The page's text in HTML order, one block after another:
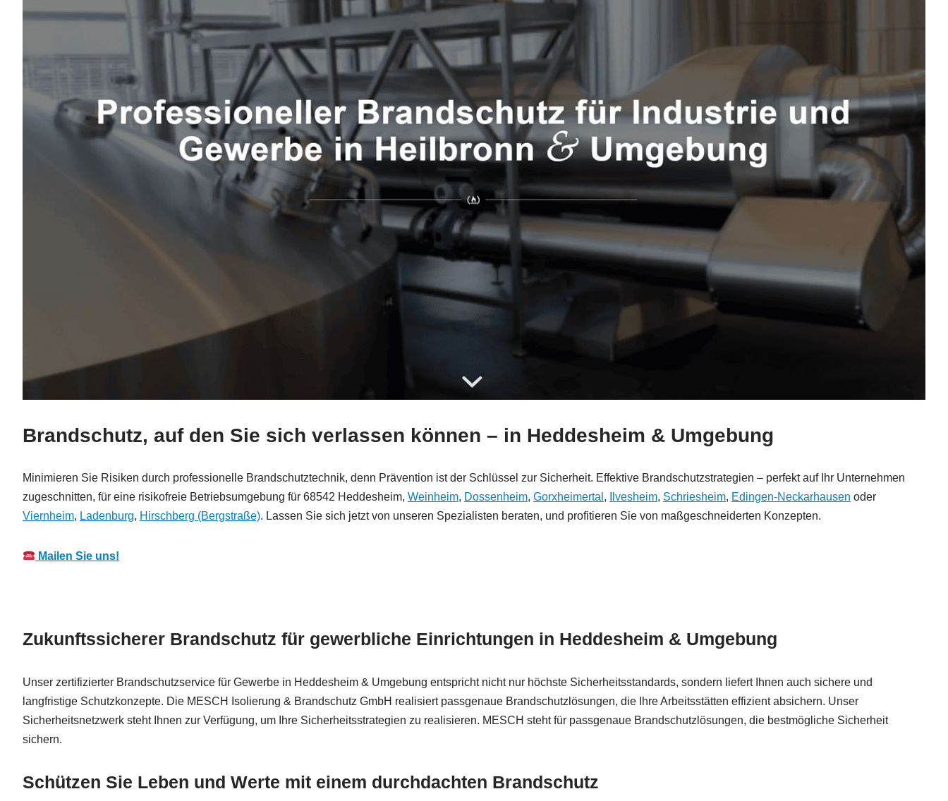
Brandschutz, auf den Sie sich verlassen können – in Heddesheim & Umgebung
Minimieren Sie Risiken durch professionelle Brandschutztechnik, denn Prävention ist der Schlüssel zur Sicherheit. Effektive Brandschutzstrategien – perfekt auf Ihr Unternehmen
zugeschnitten, für eine risikofreie Betriebsumgebung für 68542 Heddesheim, Weinheim, Dossenheim, Gorxheimertal , Ilvesheim, Schriesheim, Edingen-Neckarhausen oder
Viernheim, Ladenburg, Hirschberg (Bergstraße). Lassen Sie sich jetzt von unseren Spezialisten beraten, und profitieren Sie von maßgeschneiderten Konzepten.
Mailen Sie uns!
Zukunftssicherer Brandschutz für gewerbliche Einrichtungen in Heddesheim & Umgebung
Unser zertifizierter Brandschutzservice für Gewerbe in Heddesheim & Umgebung entspricht nicht nur höchste Sicherheitsstandards, sondern liefert Ihnen auch sichere und
langfristige Schutzkonzepte. Die MESCH Isolierung & Brandschutz GmbH realisiert passgenaue Brandschutzlösungen, die Ihre Arbeitsstätten effizient absichern. Unser
Sicherheitsnetzwerk steht Ihnen zur Verfügung, um Ihre Sicherheitsstrategien zu realisieren. MESCH steht für passgenaue Brandschutzlösungen, die bestmögliche Sicherheit
sichern.
Schützen Sie Leben und Werte mit einem durchdachten Brandschutz